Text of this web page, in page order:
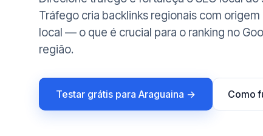
Tráfego cria backlinks regionais com
local — o que é crucial para o ranking no
região.
Testar grátis para Araguaina → Como